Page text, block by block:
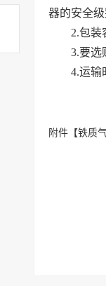
器的安全
2.包装
3.要选
4.运输
附件【铁质